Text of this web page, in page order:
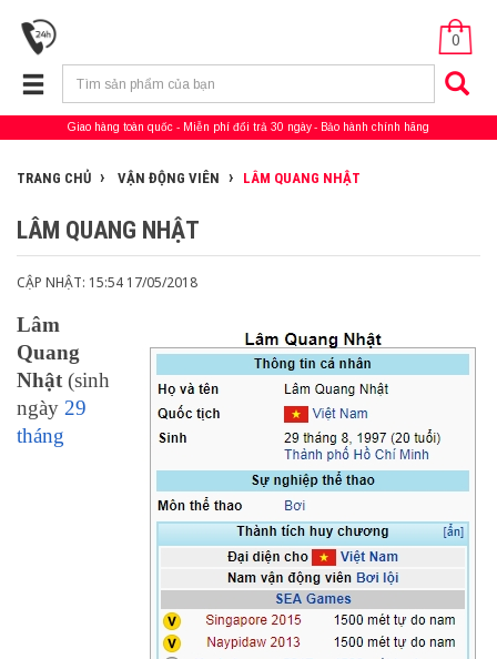
0
Giao hàng toàn quốc Miễn phí đổi trả 30 ngày Bảo hành chính hãng
TRANG CHỦ VẬN ĐỘNG VIÊN LÂM QUANG NHẬT
LÂM QUANG NHẬT
CẬP NHẬT: 15:54 17/05/2018
Lâm
Quang
Nhật (sinh
ngày 29
tháng